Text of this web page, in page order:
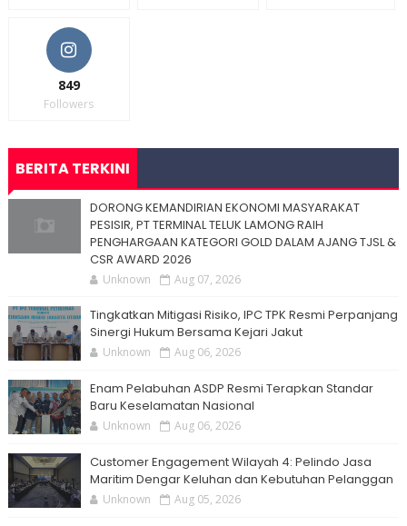
849
Followers
BERITA TERKINI
DORONG KEMANDIRIAN EKONOMI MASYARAKAT
PESISIR, PT TERMINAL TELUK LAMONG RAIH
PENGHARGAAN KATEGORI GOLD DALAM AJANG TJSL &
CSR AWARD 2026
Unknown Aug 07, 2026
Tingkatkan Mitigasi Risiko, IPC TPK Resmi Perpanjang
Sinergi Hukum Bersama Kejari Jakut
Unknown Aug 06, 2026
Enam Pelabuhan ASDP Resmi Terapkan Standar
Baru Keselamatan Nasional
Unknown Aug 06, 2026
Customer Engagement Wilayah 4: Pelindo Jasa
Maritim Dengar Keluhan dan Kebutuhan Pelanggan
Unknown Aug 05, 2026